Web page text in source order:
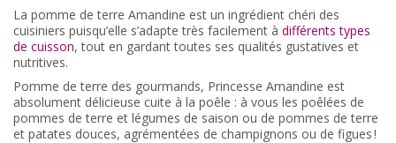
La pomme de terre Amandine est un ingrédient chéri des
cuisiniers puisqu’elle s’adapte très facilement à différents types
de cuisson, tout en gardant toutes ses qualités gustatives et
nutritives.
Pomme de terre des gourmands, Princesse Amandine est
absolument délicieuse cuite à la poêle : à vous les poêlées de
pommes de terre et légumes de saison ou de pommes de terre
et patates douces, agrémentées de champignons ou de figues !